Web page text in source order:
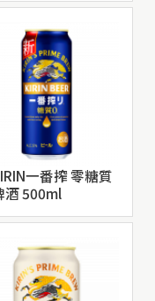
一番搾 零糖質
酒 500ml